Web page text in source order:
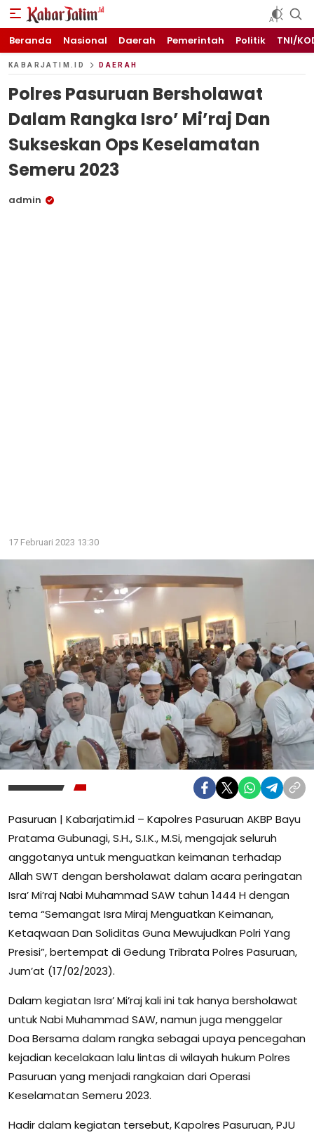
KABARJATIM.id
Kabar Jawa timuran
Beranda Nasional Daerah Pemerintah Politik TNI/
KABARJATIM.ID DAERAH
Polres Pasuruan Bersholawat
Dalam Rangka Isro’ Mi’raj Dan
Sukseskan Ops Keselamatan
Semeru 2023
admin
17 Februari 2023 13:30
Pasuruan | Kabarjatim.id – Kapolres Pasuruan AKBP Bayu
Pratama Gubunagi, S.H., S.I.K., M.Si, mengajak seluruh
anggotanya untuk menguatkan keimanan terhadap
Allah SWT dengan bersholawat dalam acara peringatan
Isra’ Mi’raj Nabi Muhammad SAW tahun 1444 H dengan
tema “Semangat Isra Miraj Menguatkan Keimanan,
Ketaqwaan Dan Soliditas Guna Mewujudkan Polri Yang
Presisi”, bertempat di Gedung Tribrata Polres Pasuruan,
Jum’at (17/02/2023).
Dalam kegiatan Isra’ Mi’raj kali ini tak hanya bersholawat
untuk Nabi Muhammad SAW, namun juga menggelar
Doa Bersama dalam rangka sebagai upaya pencegahan
kejadian kecelakaan lalu lintas di wilayah hukum Polres
Pasuruan yang menjadi rangkaian dari Operasi
Keselamatan Semeru 2023.
Hadir dalam kegiatan tersebut, Kapolres Pasuruan, PJU